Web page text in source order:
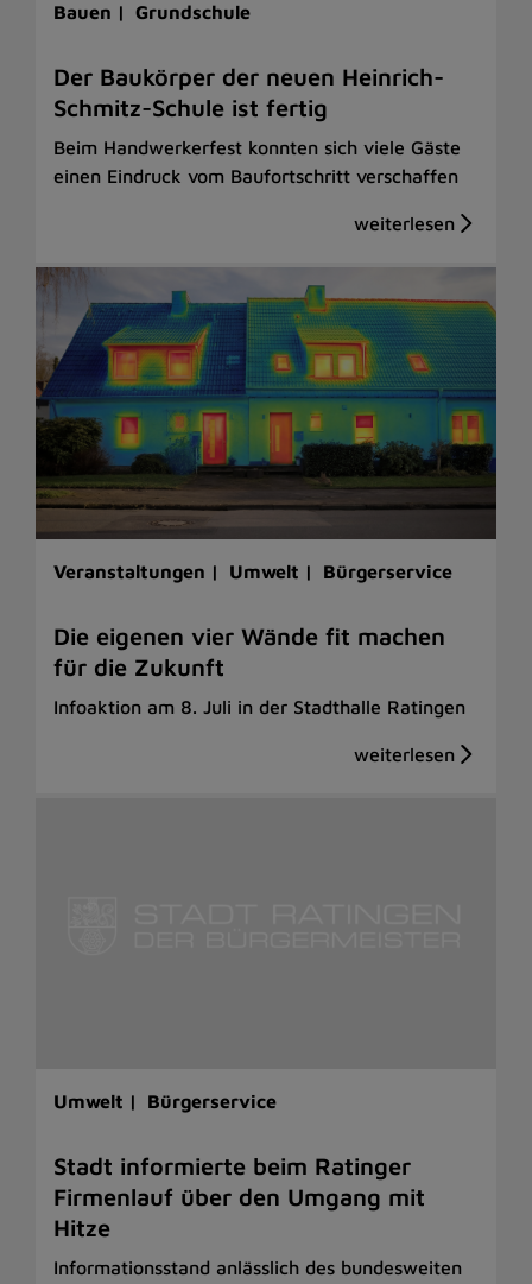
Bauen | Grundschule
Der Baukörper der neuen Heinrich-
Schmitz-Schule ist fertig
Beim Handwerkerfest konnten sich viele Gäste
einen Eindruck vom Baufortschritt verschaffen
Veranstaltungen | Umwelt | Bürgerservice
Die eigenen vier Wände fit machen
für die Zukunft
Infoaktion am 8. Juli in der Stadthalle Ratingen
Umwelt | Bürgerservice
Stadt informierte beim Ratinger
Firmenlauf über den Umgang mit
Hitze
Informationsstand anlässlich des bundesweiten